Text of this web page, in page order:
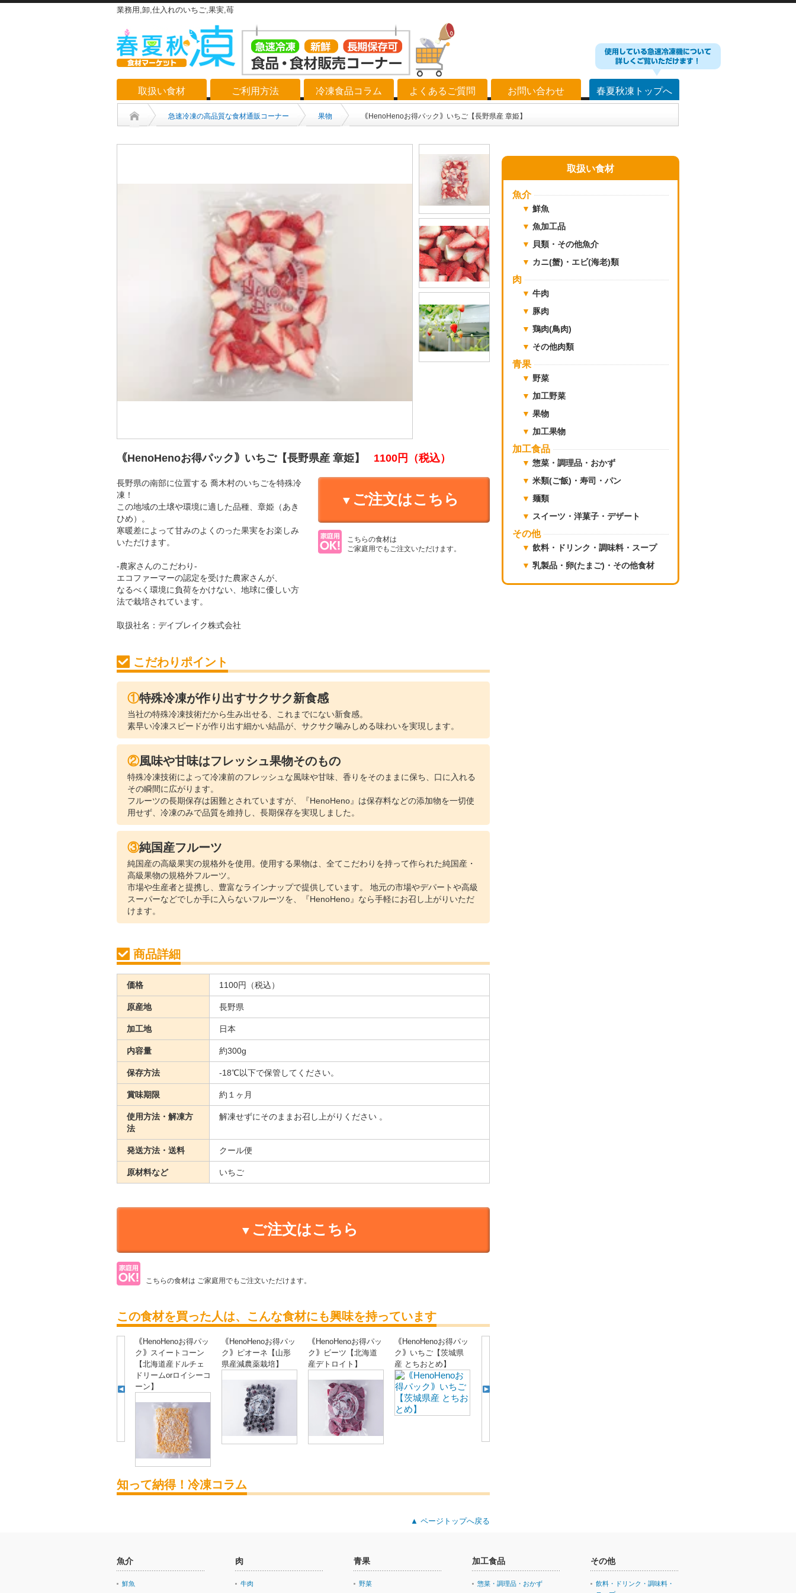
業務用,卸,仕入れのいちご,果実,苺
取扱い食材 ご利用方法 冷凍食品コラム よくあるご質問 お問い合わせ 春夏秋凍トップへ
急速冷凍の高品質な食材通販コーナー 果物 ｟HenoHenoお得パック｠いちご【長野県産 章姫】
｟HenoHenoお得パック｠いちご【長野県産 章姫】 1100円 （税込）
長野県の南部に位置する 喬木村のいちごを特殊冷
凍！
この地域の土壌や環境に適した品種、章姫（あき
ひめ）。
寒暖差によって甘みのよくのった果実をお楽しみ
いただけます。
-農家さんのこだわり-
エコファーマーの認定を受けた農家さんが、
なるべく環境に負荷をかけない、地球に優しい方
法で栽培されています。
取扱社名： デイブレイク株式会社
ご注文はこちら
こちらの食材は
ご家庭用でもご注文いただけます。
こだわりポイント
①特殊冷凍が作り出すサクサク新食感
当社の特殊冷凍技術だから生み出せる、これまでにない新食感。
素早い冷凍スピードが作り出す細かい結晶が、サクサク噛みしめる味わいを実現します。
②風味や甘味はフレッシュ果物そのもの
特殊冷凍技術によって冷凍前のフレッシュな風味や甘味、香りをそのままに保ち、口に入れる
その瞬間に広がります。
フルーツの長期保存は困難とされていますが、『HenoHeno』は保存料などの添加物を一切使
用せず、冷凍のみで品質を維持し、長期保存を実現しました。
③純国産フルーツ
純国産の高級果実の規格外を使用。使用する果物は、全てこだわりを持って作られた純国産・
高級果物の規格外フルーツ。
市場や生産者と提携し、豊富なラインナップで提供しています。 地元の市場やデパートや高級
スーパーなどでしか手に入らないフルーツを、『HenoHeno』なら手軽にお召し上がりいただ
けます。
商品詳細
価格 1100円（税込）
原産地 長野県
加工地 日本
内容量 約300g
保存方法 -18℃以下で保管してください。
賞味期限 約１ヶ月
使用方法・解凍方
法
解凍せずにそのままお召し上がりください 。
発送方法・送料 クール便
原材料など いちご
ご注文はこちら
こちらの食材は ご家庭用でもご注文いただけます。
この食材を買った人は、こんな食材にも興味を持っています
｟HenoHenoお得パッ
ク｠スイートコーン
【北海道産ドルチェ
ドリームorロイシーコ
ーン】
｟HenoHenoお得パッ
ク｠ピオーネ【山形
県産減農薬栽培】
｟HenoHenoお得パッ
ク｠ビーツ【北海道
産デトロイト】
｟HenoHenoお得パッ
ク｠いちご【茨城県
産 とちおとめ】
知って納得！冷凍コラム
▲ ページトップへ戻る
取扱い食材
魚介
鮮魚
魚加工品
貝類・その他魚介
カニ(蟹)・エビ(海老)類
肉
牛肉
豚肉
鶏肉(鳥肉)
その他肉類
青果
野菜
加工野菜
果物
加工果物
加工食品
惣菜・調理品・おかず
米類(ご飯)・寿司・パン
麺類
スイーツ・洋菓子・デザート
その他
飲料・ドリンク・調味料・スープ
乳製品・卵(たまご)・その他食材
魚介
鮮魚
肉
牛肉
青果
野菜
加工食品
惣菜・調理品・おかず
その他
飲料・ドリンク・調味料・